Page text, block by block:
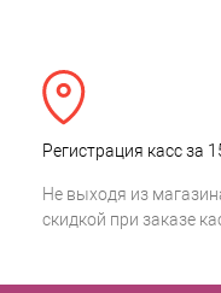
Регистрация касс за
Не выходя из
скидкой при заказе